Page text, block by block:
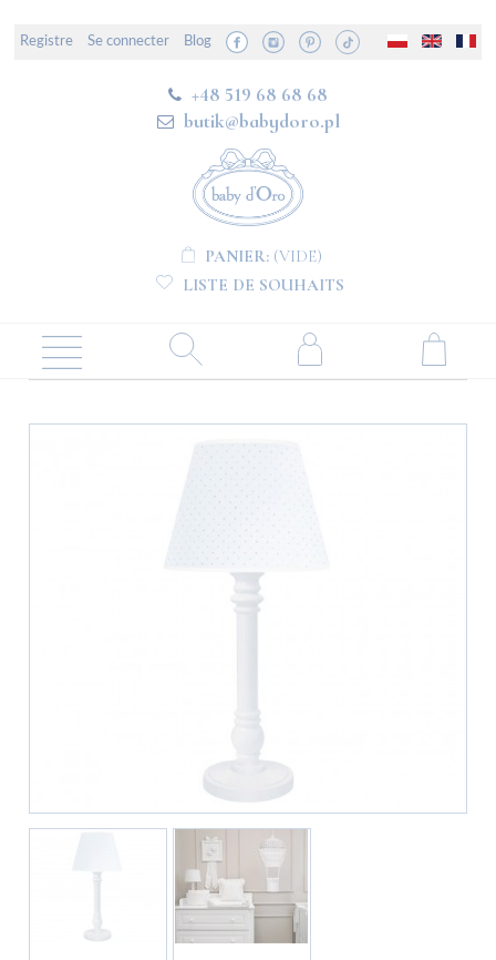
Registre Se connecter Blog
+48 519 68 68 68
butik@babydoro.pl
PANIER: (VIDE)
LISTE DE SOUHAITS